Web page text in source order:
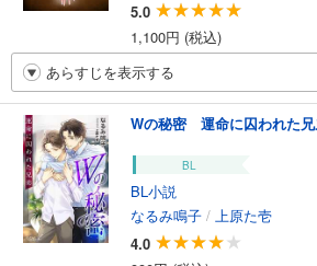
5.0
1,100円 (税込)
あらすじを表示する
Wの秘密 運命に囚われた
BL
BL小説
なるみ鳴子 / 上原た壱
4.0